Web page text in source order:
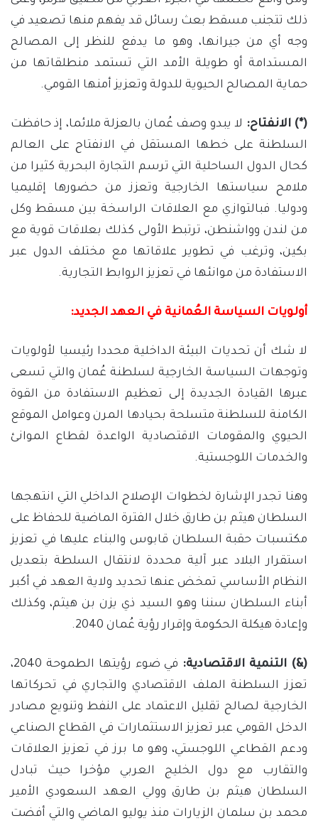
ذلك تتجنب مسقط بعث رسائل قد يفهم منها تصعيد في
وجه أي من جيرانها، وهو ما يدفع للنظر إلى المصالح
المستدامة أو طويلة الأمد التي تستمد منطلقاتها من
حماية المصالح الحيوية للدولة وتعزيز أمنها القومي.
(*) الانفتاح: لا يبدو وصف عُمان بالعزلة ملائما، إذ حافظت
السلطنة على خطها المستقل في الانفتاح على العالم
كحال الدول الساحلية التي ترسم التجارة البحرية كثيرا من
ملامح سياستها الخارجية وتعزز من حضورها إقليميا
ودوليا. فبالتوازي مع العلاقات الراسخة بين مسقط وكل
من لندن وواشنطن، ترتبط الأولى كذلك بعلاقات قوية مع
بكين، وترغب في تطوير علاقاتها مع مختلف الدول عبر
الاستفادة من موانئها في تعزيز الروابط التجارية.
أولويات السياسة العُمانية في العهد الجديد:
لا شك أن تحديات البيئة الداخلية محددا رئيسيا لأولويات
وتوجهات السياسة الخارجية لسلطنة عُمان والتي تسعى
عبرها القيادة الجديدة إلى تعظيم الاستفادة من القوة
الكامنة للسلطنة متسلحة بحيادها المرن وعوامل الموقع
الحيوي والمقومات الاقتصادية الواعدة لقطاع الموانئ
والخدمات اللوجستية.
وهنا تجدر الإشارة لخطوات الإصلاح الداخلي التي انتهجها
السلطان هيثم بن طارق خلال الفترة الماضية للحفاظ على
مكتسبات حقبة السلطان قابوس والبناء عليها في تعزيز
استقرار البلاد عبر آلية محددة لانتقال السلطة بتعديل
النظام الأساسي تمخض عنها تحديد ولاية العهد في أكبر
أبناء السلطان سننا وهو السيد ذي يزن بن هيثم، وكذلك
وإعادة هيكلة الحكومة وإقرار رؤية عُمان 2040.
(&) التنمية الاقتصادية:
في ضوء رؤيتها الطموحة 2040،
تعزز السلطنة الملف الاقتصادي والتجاري في تحركاتها
الخارجية لصالح تقليل الاعتماد على النفط وتنويع مصادر
الدخل القومي عبر تعزيز الاستثمارات في القطاع الصناعي
ودعم القطاعي اللوجستي، وهو ما برز في تعزيز العلاقات
والتقارب مع دول الخليج العربي مؤخرا حيث تبادل
السلطان هيثم بن طارق وولي العهد السعودي الأمير
محمد بن سلمان الزيارات منذ يوليو الماضي والتي أفضت